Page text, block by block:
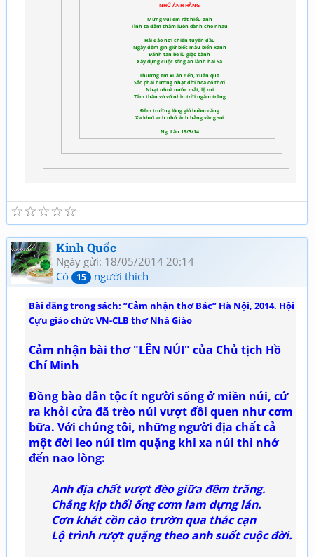
NHỚ ÁNH HẰNG
Mừng vui em rất hiểu anh
Tình ta đằm thắm luôn dành cho nhau
Hải đảo nơi chiến tuyến đầu
Ngày đêm gìn giữ biếc màu biển xanh
Đánh tan bè lũ giặc bành
Xây dựng cuộc sống an lành hai Sa
Thương em xuân đến, xuân qua
Sắc phai hương nhạt đời hoa có thời
Nhạt nhoà nước mắt, lệ rơi
Tấm thân vò võ nhìn trời ngắm trăng
Đêm trường lộng gió buồm căng
Xa khơi anh nhớ ánh hằng vàng soi
Ng. Lân 19/5/14
☆
☆
☆
☆
☆
Kinh Quốc
Ngày gửi: 18/05/2014 20:14
Có
15 người thích
Bài đăng trong sách: ”Cảm nhận thơ Bác” Hà Nội, 2014. Hội
Cựu giáo chức VN-CLB thơ Nhà Giáo
Cảm nhận bài thơ "LÊN NÚI" của Chủ tịch Hồ
Chí Minh
Đồng bào dân tộc ít người sống ở miền núi, cứ
ra khỏi cửa đã trèo núi vượt đồi quen như cơm
bữa. Với chúng tôi, những người địa chất cả
một đời leo núi tìm quặng khi xa núi thì nhớ
đến nao lòng:
Anh địa chất vượt đèo giữa đêm trăng.
Chẳng kịp thổi ống cơm lam dựng lán.
Cơn khát cồn cào trườn qua thác cạn
Lộ trình rượt quặng theo anh suốt cuộc đời.